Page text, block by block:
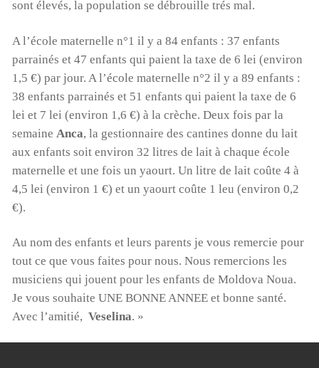
sont élevés, la population se débrouille trés mal.
A l’école maternelle n°1 il y a 84 enfants : 37 enfants
parrainés et 47 enfants qui paient la taxe de 6 lei (environ
1,5 €) par jour. A l’école maternelle n°2 il y a 89 enfants :
38 enfants parrainés et 51 enfants qui paient la taxe de 6
lei et 7 lei (environ 1,6 €) à la crèche. Deux fois par la
semaine Anca, la gestionnaire des cantines donne du lait
aux enfants soit environ 32 litres de lait à chaque école
maternelle et une fois un yaourt. Un litre de lait coûte 4 à
4,5 lei (environ 1 €) et un yaourt coûte 1 leu (environ 0,2
€).
Au nom des enfants et leurs parents je vous remercie pour
tout ce que vous faites pour nous. Nous remercions les
musiciens qui jouent pour les enfants de Moldova Noua.
Je vous souhaite UNE BONNE ANNEE et bonne santé.
Avec l’amitié, Veselina. »